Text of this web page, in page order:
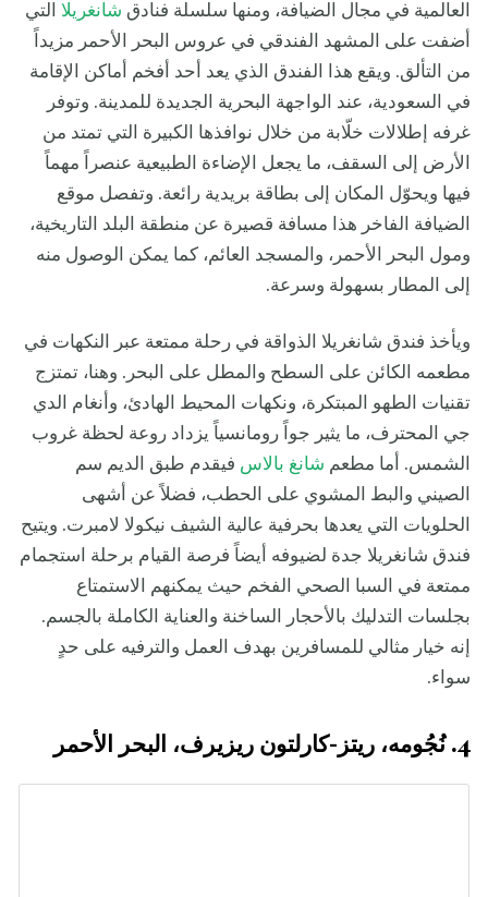
العالمية في مجال الضيافة، ومنها سلسلة فنادق شانغريلا التي
أضفت على المشهد الفندقي في عروس البحر الأحمر مزيداً
من التألق. ويقع هذا الفندق الذي يعد أحد أفخم أماكن الإقامة
في السعودية، عند الواجهة البحرية الجديدة للمدينة. وتوفر
غرفه إطلالات خلّابة من خلال نوافذها الكبيرة التي تمتد من
الأرض إلى السقف، ما يجعل الإضاءة الطبيعية عنصراً مهماً
فيها ويحوّل المكان إلى بطاقة بريدية رائعة. وتفصل موقع
الضيافة الفاخر هذا مسافة قصيرة عن منطقة البلد التاريخية،
ومول البحر الأحمر، والمسجد العائم، كما يمكن الوصول منه
إلى المطار بسهولة وسرعة.
ويأخذ فندق شانغريلا الذواقة في رحلة ممتعة عبر النكهات في
مطعمه الكائن على السطح والمطل على البحر. وهنا، تمتزج
تقنيات الطهو المبتكرة، ونكهات المحيط الهادئ، وأنغام الدي
جي المحترف، ما يثير جواً رومانسياً يزداد روعة لحظة غروب
الشمس. أما مطعم شانغ بالاس فيقدم طبق الديم سم
الصيني والبط المشوي على الحطب، فضلاً عن أشهى
الحلويات التي يعدها بحرفية عالية الشيف نيكولا لامبرت. ويتيح
فندق شانغريلا جدة لضيوفه أيضاً فرصة القيام برحلة استجمام
ممتعة في السبا الصحي الفخم حيث يمكنهم الاستمتاع
بجلسات التدليك بالأحجار الساخنة والعناية الكاملة بالجسم.
إنه خيار مثالي للمسافرين بهدف العمل والترفيه على حدٍ
سواء.
4. نُجُومه، ريتز-كارلتون ريزيرف، البحر الأحمر